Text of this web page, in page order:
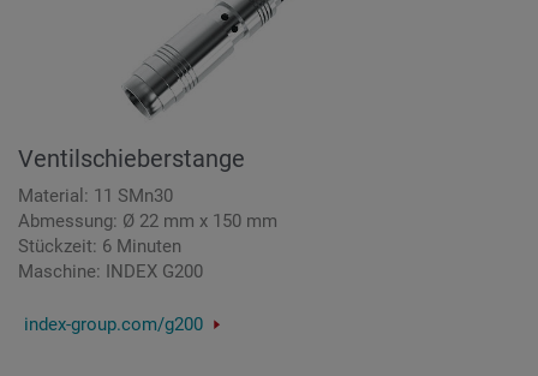
Ventilschieberstange
Material: 11 SMn30
Abmessung: Ø 22 mm x 150 mm
Stückzeit: 6 Minuten
Maschine: INDEX G200
index-group.com/g200